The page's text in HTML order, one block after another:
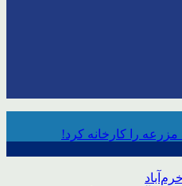
مزرعه را کارخانه کرد!